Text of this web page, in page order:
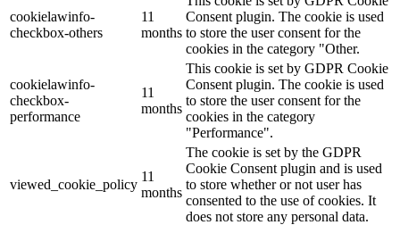
cookielawinfo-
checkbox-others
11
months
Consent plugin. The cookie is used
to store the user consent for the
cookies in the category "Other.
cookielawinfo-
checkbox-
performance
11
months
This cookie is set by GDPR Cookie
Consent plugin. The cookie is used
to store the user consent for the
cookies in the category
"Performance".
viewed_cookie_policy
11
months
The cookie is set by the GDPR
Cookie Consent plugin and is used
to store whether or not user has
consented to the use of cookies. It
does not store any personal data.